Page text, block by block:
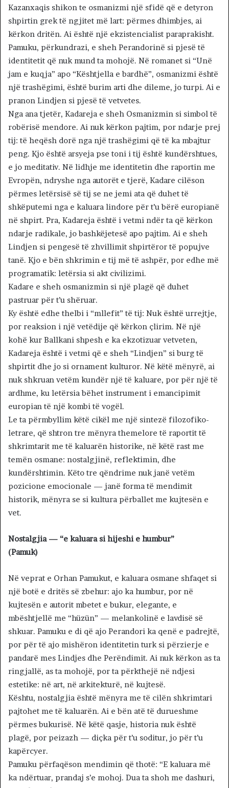
Kazanxaqis shikon te osmanizmi një sfidë që e detyron
shpirtin grek të ngjitet më lart: përmes dhimbjes, ai
kërkon dritën. Ai është një ekzistencialist paraprakisht.
Pamuku, përkundrazi, e sheh Perandorinë si pjesë të
identitetit që nuk mund ta mohojë. Në romanet si “Unë
jam e kuqja” apo “Kështjella e bardhë”, osmanizmi është
një trashëgimi, është burim arti dhe dileme, jo turpi. Ai e
pranon Lindjen si pjesë të vetvetes.
Nga ana tjetër, Kadareja e sheh Osmanizmin si simbol të
robërisë mendore. Ai nuk kërkon pajtim, por ndarje prej
tij: të heqësh dorë nga një trashëgimi që të ka mbajtur
peng. Kjo është arsyeja pse toni i tij është kundërshtues,
e jo meditativ. Në lidhje me identitetin dhe raportin me
Evropën, ndryshe nga autorët e tjerë, Kadare cilëson
përmes letërsisë së tij se ne jemi ata që duhet të
shkëputemi nga e kaluara lindore për t’u bërë europianë
në shpirt. Pra, Kadareja është i vetmi ndër ta që kërkon
ndarje radikale, jo bashkëjetesë apo pajtim. Ai e sheh
Lindjen si pengesë të zhvillimit shpirtëror të popujve
tanë. Kjo e bën shkrimin e tij më të ashpër, por edhe më
programatik: letërsia si akt civilizimi.
Kadare e sheh osmanizmin si një plagë që duhet
pastruar për t’u shëruar.
Ky është edhe thelbi i “mllefit” të tij: Nuk është urrejtje,
por reaksion i një vetëdije që kërkon çlirim. Në një
kohë kur Ballkani shpesh e ka ekzotizuar vetveten,
Kadareja është i vetmi që e sheh “Lindjen” si burg të
shpirtit dhe jo si ornament kulturor. Në këtë mënyrë, ai
nuk shkruan vetëm kundër një të kaluare, por për një të
ardhme, ku letërsia bëhet instrument i emancipimit
europian të një kombi të vogël.
Le ta përmbyllim këtë cikël me një sintezë filozofiko-
letrare, që shtron tre mënyra themelore të raportit të
shkrimtarit me të kaluarën historike, në këtë rast me
temën osmane: nostalgjinë, reflektimin, dhe
kundërshtimin. Këto tre qëndrime nuk janë vetëm
pozicione emocionale — janë forma të mendimit
historik, mënyra se si kultura përballet me kujtesën e
vet.
Nostalgjia — “e kaluara si hijeshi e humbur”
(Pamuk)
Në veprat e Orhan Pamukut, e kaluara osmane shfaqet si
një botë e dritës së zbehur: ajo ka humbur, por në
kujtesën e autorit mbetet e bukur, elegante, e
mbështjellë me “hüzün” — melankolinë e lavdisë së
shkuar. Pamuku e di që ajo Perandori ka qenë e padrejtë,
por për të ajo mishëron identitetin turk si përzierje e
pandarë mes Lindjes dhe Perëndimit. Ai nuk kërkon as ta
ringjallë, as ta mohojë, por ta përkthejë në ndjesi
estetike: në art, në arkitekturë, në kujtesë.
Kështu, nostalgjia është mënyra me të cilën shkrimtari
pajtohet me të kaluarën. Ai e bën atë të durueshme
përmes bukurisë. Në këtë qasje, historia nuk është
plagë, por peizazh — diçka për t’u soditur, jo për t’u
kapërcyer.
Pamuku përfaqëson mendimin që thotë: “E kaluara më
ka ndërtuar, prandaj s’e mohoj. Dua ta shoh me dashuri,